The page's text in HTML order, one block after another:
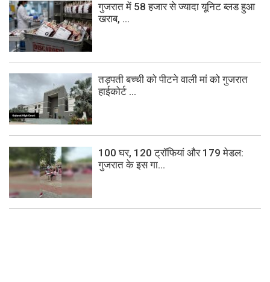
गुजरात में 58 हजार से ज्यादा यूनिट ब्लड हुआ
खराब, ...
तड़पती बच्ची को पीटने वाली मां को गुजरात
हाईकोर्ट ...
100 घर, 120 ट्रॉफियां और 179 मेडल:
गुजरात के इस गा...